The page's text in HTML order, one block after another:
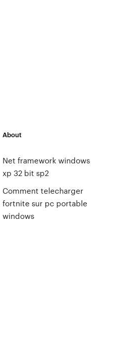
About
Net framework windows
xp 32 bit sp2
Comment telecharger
fortnite sur pc portable
windows